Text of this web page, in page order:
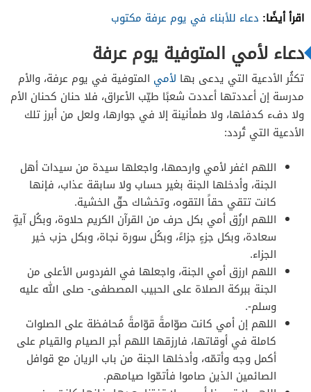
اقرأ أيضًا: دعاء للأبناء في يوم عرفة مكتوب
دعاء لأمي المتوفية يوم عرفة
تكثُر الأدعية التي يدعى بها لأمي المتوفية في يوم عرفة، والأم
مدرسة إن أعددتها أعددت شعبًا طيّب الأعراق، فلا حنان كحنان الأم
ولا دفء كدفئها، ولا طمأنينة إلا في جوارها، ولعل من أبرز تلك
الأدعية التي تُردد:
اللهم اغفر لأمي وارحمها، واجعلها سيدة من سيدات أهل
الجنة، وأدخلها الجنة بغير حساب ولا سابقة عذاب، فإنها
كانت تتقي حقاً التقوه، وتخشاك حقّ الخشية.
اللهم ارزُق أمي بكل حرف من القرآن الكريم حلاوة، وبكُل آيةٍ
سعادة، وبكل جزءٍ جزاءً، وبكُل سورة نجاة، وبكل حزب خير
الجزاء.
اللهم ارزق أمي الجنة، واجعلها في الفردوس الأعلى من
الجنة ببركة الصلاة على الحبيب المصطفى- صلى الله عليه
وسلم-.
اللهم إن أمي كانت صوّامةً قوّامةً مُحافظة على الصلوات
كاملة في أوقاتها، فارزقها اللهم أجر الصيام والقيام على
أكمل وجه وأتمّه، وأدخلها الجنة من باب الريان مع قوافل
الصائمين الذين صاموا فأتمّوا صيامهم.